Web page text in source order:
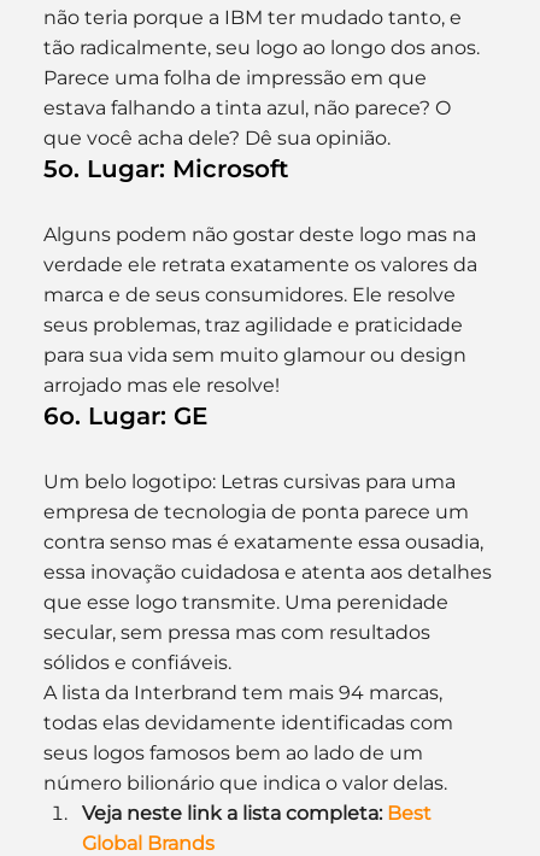
não teria porque a IBM ter mudado tanto, e
tão radicalmente, seu logo ao longo dos anos.
Parece uma folha de impressão em que
estava falhando a tinta azul, não parece? O
que você acha dele? Dê sua opinião.
5o. Lugar: Microsoft
Alguns podem não gostar deste logo mas na
verdade ele retrata exatamente os valores da
marca e de seus consumidores. Ele resolve
seus problemas, traz agilidade e praticidade
para sua vida sem muito glamour ou design
arrojado mas ele resolve!
6o. Lugar: GE
Um belo logotipo: Letras cursivas para uma
empresa de tecnologia de ponta parece um
contra senso mas é exatamente essa ousadia,
essa inovação cuidadosa e atenta aos detalhes
que esse logo transmite. Uma perenidade
secular, sem pressa mas com resultados
sólidos e confiáveis.
A lista da Interbrand tem mais 94 marcas,
todas elas devidamente identificadas com
seus logos famosos bem ao lado de um
número bilionário que indica o valor delas.
Veja neste link a lista completa: Best
Global Brands